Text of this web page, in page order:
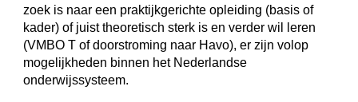
zoek is naar een praktijkgerichte opleiding (basis of
kader) of juist theoretisch sterk is en verder wil leren
(VMBO T of doorstroming naar Havo), er zijn volop
mogelijkheden binnen het Nederlandse
onderwijssysteem.